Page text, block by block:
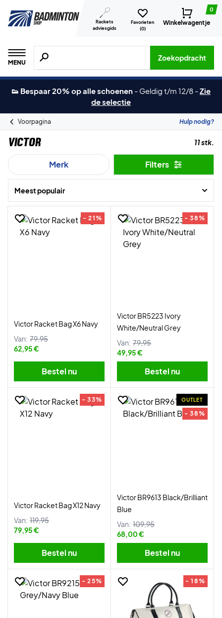
Rackets
adviesgids
Favorieten
(0)
0
Winkelwagentje
MENU
Zoeken naar producten, merken etc.
Zoekopdracht
👟 Bespaar 20% op alle schoenen - Geldig t/m 12/8 -Zie
de selectie
Voorpagina Hulp nodig?
Victor 11 stk.
Merk Filters
Meest populair
- 21%
Victor Racket Bag X6 Navy
Van: 79,95
62,95 €
Bestel nu
- 38%
Victor BR5223 Ivory
White/Neutral Grey
Van: 79,95
49,95 €
Bestel nu
- 33%
Victor Racket Bag X12 Navy
Van: 119,95
79,95 €
Bestel nu
OUTLET
- 38%
Victor BR9613 Black/Brilliant
Blue
Van: 109,95
68,00 €
Bestel nu
- 25% - 18%